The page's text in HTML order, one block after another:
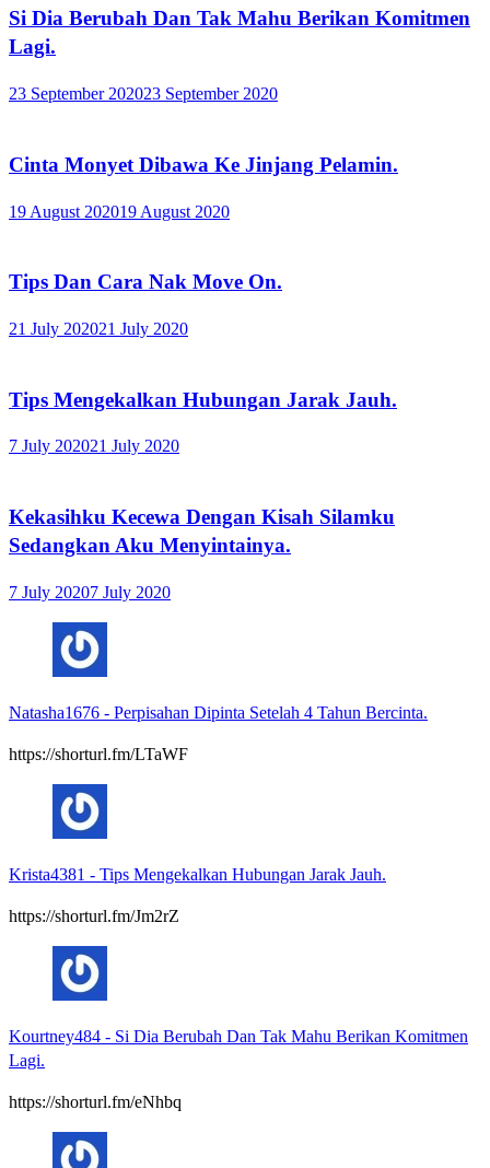
Si Dia Berubah Dan Tak Mahu Berikan Komitmen
Lagi.
23 September 202023 September 2020
Cinta Monyet Dibawa Ke Jinjang Pelamin.
19 August 202019 August 2020
Tips Dan Cara Nak Move On.
21 July 202021 July 2020
Tips Mengekalkan Hubungan Jarak Jauh.
7 July 202021 July 2020
Kekasihku Kecewa Dengan Kisah Silamku
Sedangkan Aku Menyintainya.
7 July 20207 July 2020
Natasha1676 - Perpisahan Dipinta Setelah 4 Tahun Bercinta.
https://shorturl.fm/LTaWF
Krista4381 - Tips Mengekalkan Hubungan Jarak Jauh.
https://shorturl.fm/Jm2rZ
Kourtney484 - Si Dia Berubah Dan Tak Mahu Berikan Komitmen
Lagi.
https://shorturl.fm/eNhbq